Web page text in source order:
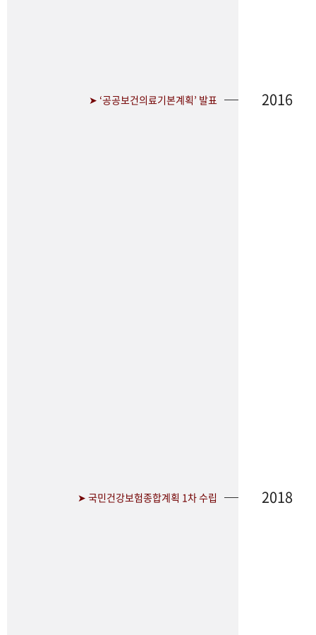
➤ ‘공공보건의료기본계획’ 발표 2016
➤ 국민건강보험종합계획 1차 수립 2018